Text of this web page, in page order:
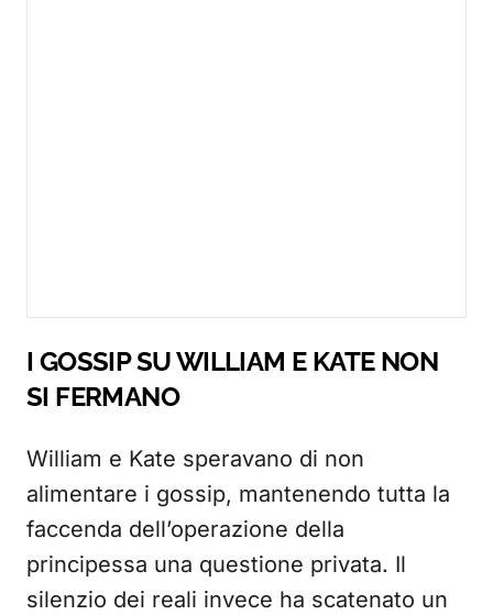
I GOSSIP SU WILLIAM E KATE NON
SI FERMANO
William e Kate speravano di non
alimentare i gossip, mantenendo tutta la
faccenda dell’operazione della
principessa una questione privata. Il
silenzio dei reali invece ha scatenato un